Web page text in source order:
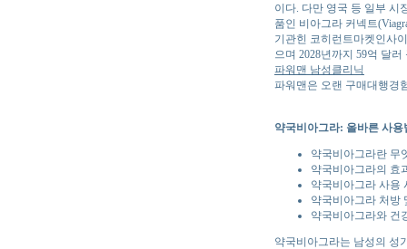
이다. 다만 영국 등 일부 시
품인 비아그라 커넥트
기관힌 코히런트마켓인사
으며 2028년까지 59억 달
파워맨 남성클리닉
파워맨은 오랜 구매대행경
약국비아그라: 올바른 사용
약국비아그라란 무
약국비아그라의 효
약국비아그라 사용
약국비아그라 처방
약국비아그라와 건
약국비아그라는 남성의 성